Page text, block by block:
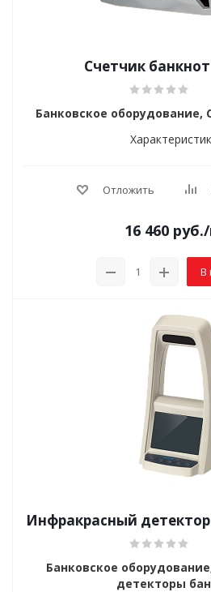
Счетчик
Банковское оборудование,
Отложить
16 460руб.
В
Инфракрасный
Банковское
детекторы